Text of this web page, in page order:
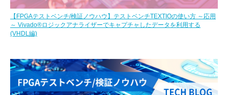
【FPGAテストベンチ/検証ノウハウ】テストベンチTEXTIOの使い方 ～応用
～ Vivado®ロジックアナライザーでキャプチャしたデータを利用する
(VHDL編)